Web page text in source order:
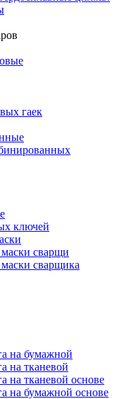
гаек
ключей
сварщи
сварщика
на бумажной
на тканевой
на тканевой основе
на бумажной основе